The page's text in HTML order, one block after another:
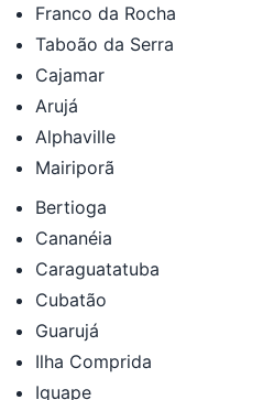
Franco da Rocha
Taboão da Serra
Cajamar
Arujá
Alphaville
Mairiporã
Bertioga
Cananéia
Caraguatatuba
Cubatão
Guarujá
Ilha Comprida
Iguape